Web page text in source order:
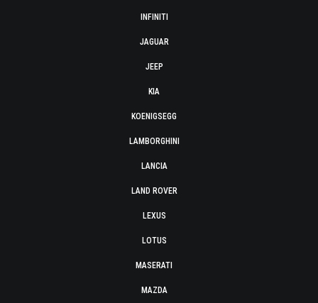
INFINITI
JAGUAR
JEEP
KIA
KOENIGSEGG
LAMBORGHINI
LANCIA
LAND ROVER
LEXUS
LOTUS
MASERATI
MAZDA